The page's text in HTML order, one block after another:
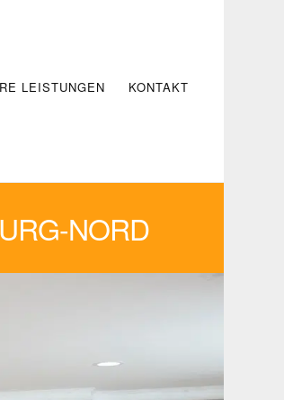
LEISTUNGEN KONTAKT
NORD